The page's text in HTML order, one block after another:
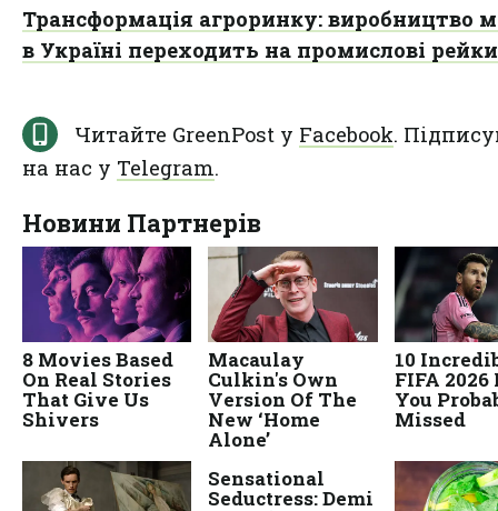
Трансформація агроринку: виробництво
в Україні переходить на промислові рейки
Читайте GreenPost у Facebook.
на нас у Telegram.